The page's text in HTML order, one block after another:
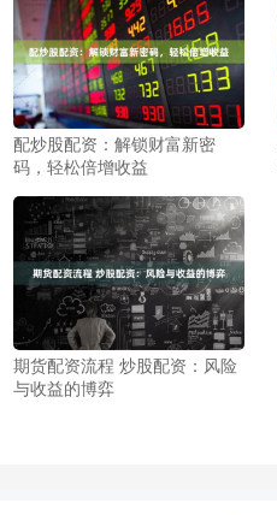
配炒股配资：解锁财富新密
码，轻松倍增收益
期货配资流程 炒股配资：风险
与收益的博弈